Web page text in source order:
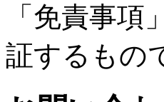
「免責事
証するもの